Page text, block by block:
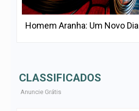
Homem Aranha: Um Novo Dia
CLASSIFICADOS
Anuncie Grátis